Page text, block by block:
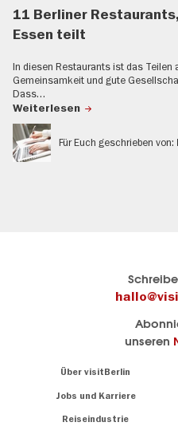
11 Berliner
Essen teilt
In diesen Restaurants ist das Teilen
Gemeinsamkeit und gute
Dass…
Weiterlesen
Für Euch geschrieben von:
unseren
Über visitBerlin
Jobs und Karriere
Reiseindustrie
sind
für Sie da.
Hier geht es zu visitBerlin